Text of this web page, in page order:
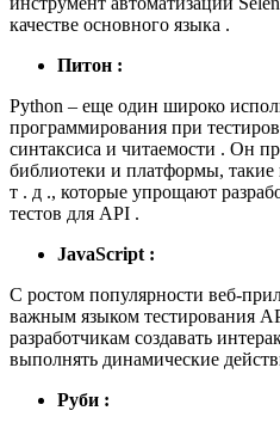
качестве основного языка .
Питон :
Python – еще один широко
программирования при
синтаксиса и читаемости . Он
библиотеки и платформы, такие
т . д ., которые упрощают
тестов для API .
JavaScript :
С ростом популярности веб-
важным языком тестирования
разработчикам создавать
выполнять динамические
Руби :